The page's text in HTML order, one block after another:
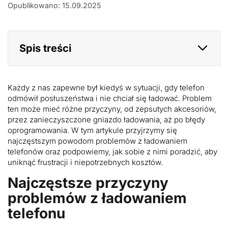
zrobić
telefon
chce
ładować?
Opublikowano: 15.09.2025
Spis treści
Każdy z nas zapewne był kiedyś w sytuacji, gdy telefon
odmówił posłuszeństwa i nie chciał się ładować. Problem
ten może mieć różne przyczyny, od zepsutych akcesoriów,
przez zanieczyszczone gniazdo ładowania, aż po błędy
oprogramowania. W tym artykule przyjrzymy się
najczęstszym powodom problemów z ładowaniem
telefonów oraz podpowiemy, jak sobie z nimi poradzić, aby
uniknąć frustracji i niepotrzebnych kosztów.
Najczęstsze przyczyny
problemów z ładowaniem
telefonu